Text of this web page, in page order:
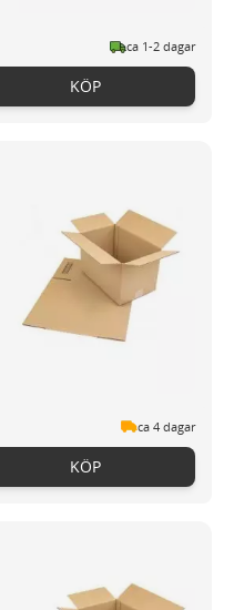
ca 1-2 dagar
KÖP
ca 4 dagar
KÖP